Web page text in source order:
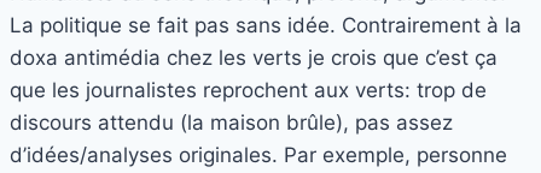
La politique se fait pas sans idée. Contrairement à la
doxa antimédia chez les verts je crois que c’est ça
que les journalistes reprochent aux verts: trop de
discours attendu (la maison brûle), pas assez
d’idées/analyses originales. Par exemple, personne